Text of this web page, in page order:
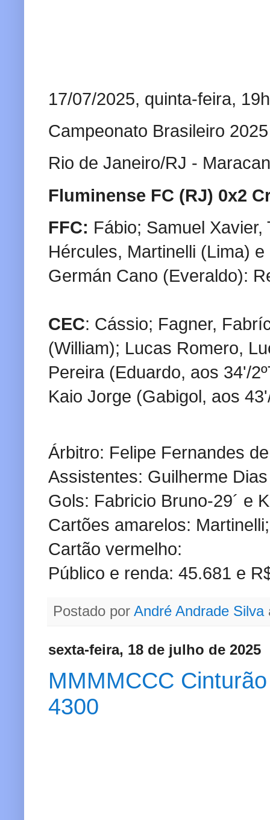
17/07/2025, quinta-feira,
Campeonato Brasileiro
Rio de Janeiro/RJ -
Fluminense FC (RJ) 0x2
FFC: Fábio; Samuel
Hércules, Martinelli (Lima)
Germán Cano (Everaldo):
CEC: Cássio; Fagner,
(William); Lucas Romero,
Pereira (Eduardo, aos 34'/
Kaio Jorge (Gabigol, aos
Árbitro: Felipe Fernandes
Assistentes: Guilherme
Gols: Fabricio Bruno-29´ e
Cartões amarelos:
Cartão vermelho:
Público e renda: 45.681 e
Postado por André Andrade Silva
sexta-feira, 18 de julho de 2025
MMMMCCC
4300